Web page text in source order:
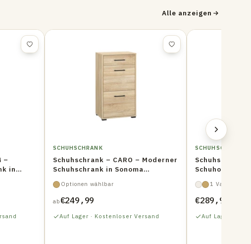
Alle anzeigen
–
in
SCHUHSCHRANK
Schuhschrank – CARO – Moderner
Schuhschrank in Sonoma
Optionen wählbar
ab €249,99
Auf Lager · Kostenloser Versand
SCHUHSCHRANK
Schuhschrank
1 Variante
€289,99
Auf Lager ·